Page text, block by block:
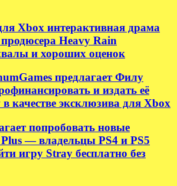
Xbox интерактивная драма
Heavy Rain
и хороших оценок
предлагает Филу
и издать её
качестве эксклюзива для Xbox
попробовать новые
— владельцы PS4 и PS5
игру Stray бесплатно без